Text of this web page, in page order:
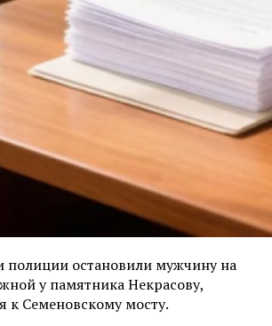
полиции остановили мужчину на
у памятника Некрасову,
к Семеновскому мосту.